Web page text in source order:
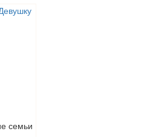
семьи